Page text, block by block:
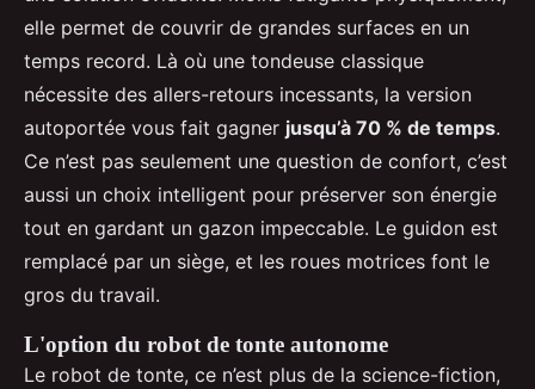
elle permet de couvrir de grandes surfaces en un
temps record. Là où une tondeuse classique
nécessite des allers-retours incessants, la version
autoportée vous fait gagner jusqu’à 70 % de temps.
Ce n’est pas seulement une question de confort, c’est
aussi un choix intelligent pour préserver son énergie
tout en gardant un gazon impeccable. Le guidon est
remplacé par un siège, et les roues motrices font le
gros du travail.
L'option du robot de tonte autonome
Le robot de tonte, ce n’est plus de la science-fiction,